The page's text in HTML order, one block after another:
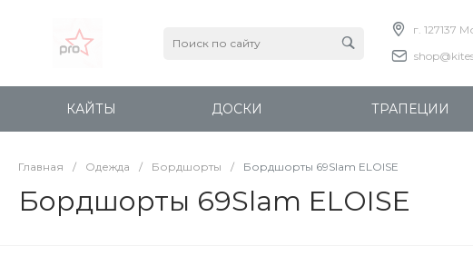
г. 127137
КАЙТЫ ДОСКИ ТРАПЕЦИИ
Главная / Одежда / Бордшорты / Бордшорты 69Slam ELOISE
Бордшорты 69Slam ELOISE